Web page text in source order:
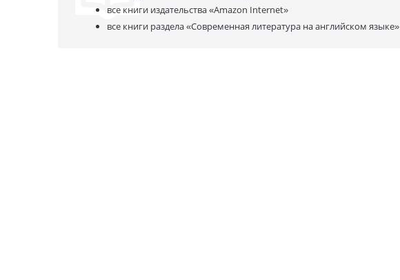
все книги издательства«Amazon Internet»
все книги раздела«Современная литература на английском языке»